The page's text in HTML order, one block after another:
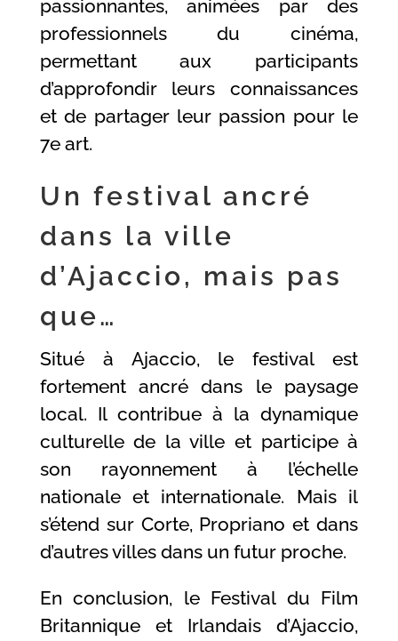
passionnantes, animées par des
professionnels du cinéma,
permettant aux participants
d’approfondir leurs connaissances
et de partager leur passion pour le
7e art.
Un festival ancré
dans la ville
d’Ajaccio, mais pas
que…
Situé à Ajaccio, le festival est
fortement ancré dans le paysage
local. Il contribue à la dynamique
culturelle de la ville et participe à
son rayonnement à l’échelle
nationale et internationale. Mais il
s’étend sur Corte, Propriano et dans
d’autres villes dans un futur proche.
En conclusion, le Festival du Film
Britannique et Irlandais d’Ajaccio,